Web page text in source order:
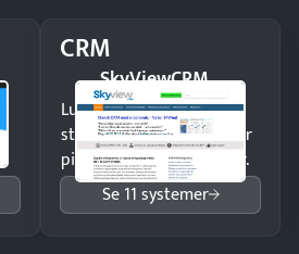
CRM
SkyViewCRM
Luk flere salg med et
struktureret overblik over
pipeline og opfølgninger.
Se 11 systemer